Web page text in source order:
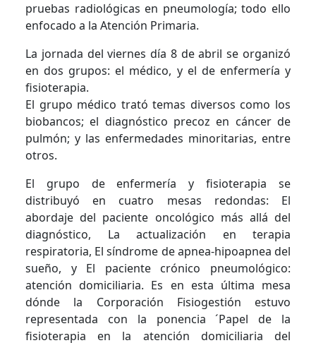
pruebas radiológicas en pneumología; todo ello
enfocado a la Atención Primaria.
La jornada del viernes día 8 de abril se organizó
en dos grupos: el médico, y el de enfermería y
fisioterapia.
El grupo médico trató temas diversos como los
biobancos; el diagnóstico precoz en cáncer de
pulmón; y las enfermedades minoritarias, entre
otros.
El grupo de enfermería y fisioterapia se
distribuyó en cuatro mesas redondas: El
abordaje del paciente oncológico más allá del
diagnóstico, La actualización en terapia
respiratoria, El síndrome de apnea-hipoapnea del
sueño, y El paciente crónico pneumológico:
atención domiciliaria. Es en esta última mesa
dónde la Corporación Fisiogestión estuvo
representada con la ponencia ´Papel de la
fisioterapia en la atención domiciliaria del